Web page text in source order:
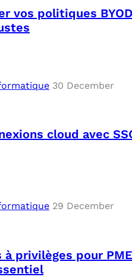
vos politiques BYOD
30 December
cloud avec
29 December
à privilèges pour PME